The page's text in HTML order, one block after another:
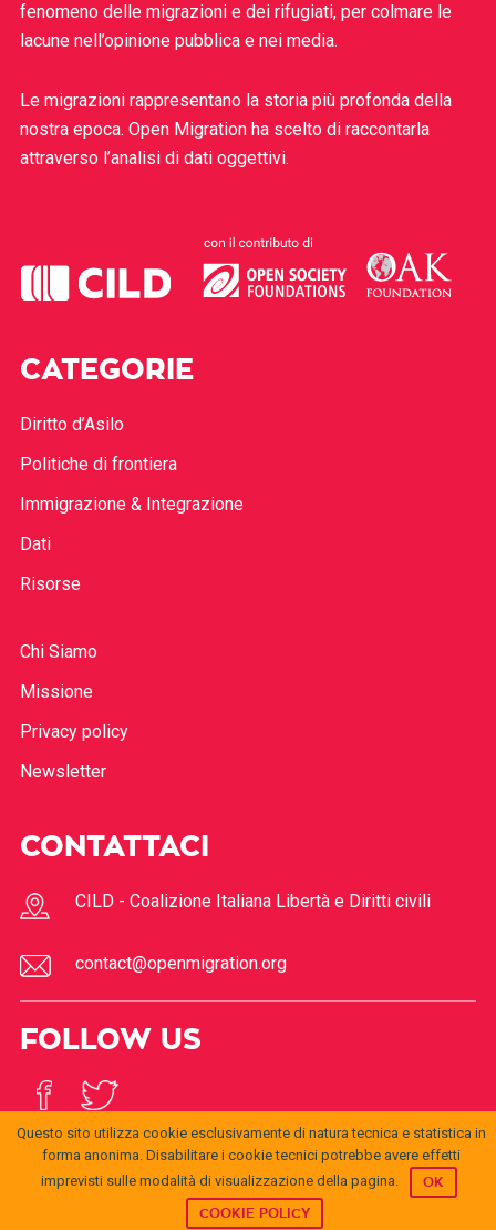
fenomeno delle migrazioni e dei rifugiati, per colmare le
lacune nell’opinione pubblica e nei media.
Le migrazioni rappresentano la storia più profonda della
nostra epoca. Open Migration ha scelto di raccontarla
attraverso l’analisi di dati oggettivi.
CATEGORIE
Diritto d’Asilo
Politiche di frontiera
Immigrazione & Integrazione
Dati
Risorse
Chi Siamo
Missione
Privacy policy
Newsletter
CONTATTACI
CILD - Coalizione Italiana Libertà e Diritti civili
contact@openmigration.org
FOLLOW US
is licensed under a Creative
Questo sito utilizza cookie esclusivamente di natura tecnica e statistica in
forma anonima. Disabilitare i cookie tecnici potrebbe avere effetti
imprevisti sulle modalità di visualizzazione della pagina.
OK
COOKIE POLICY